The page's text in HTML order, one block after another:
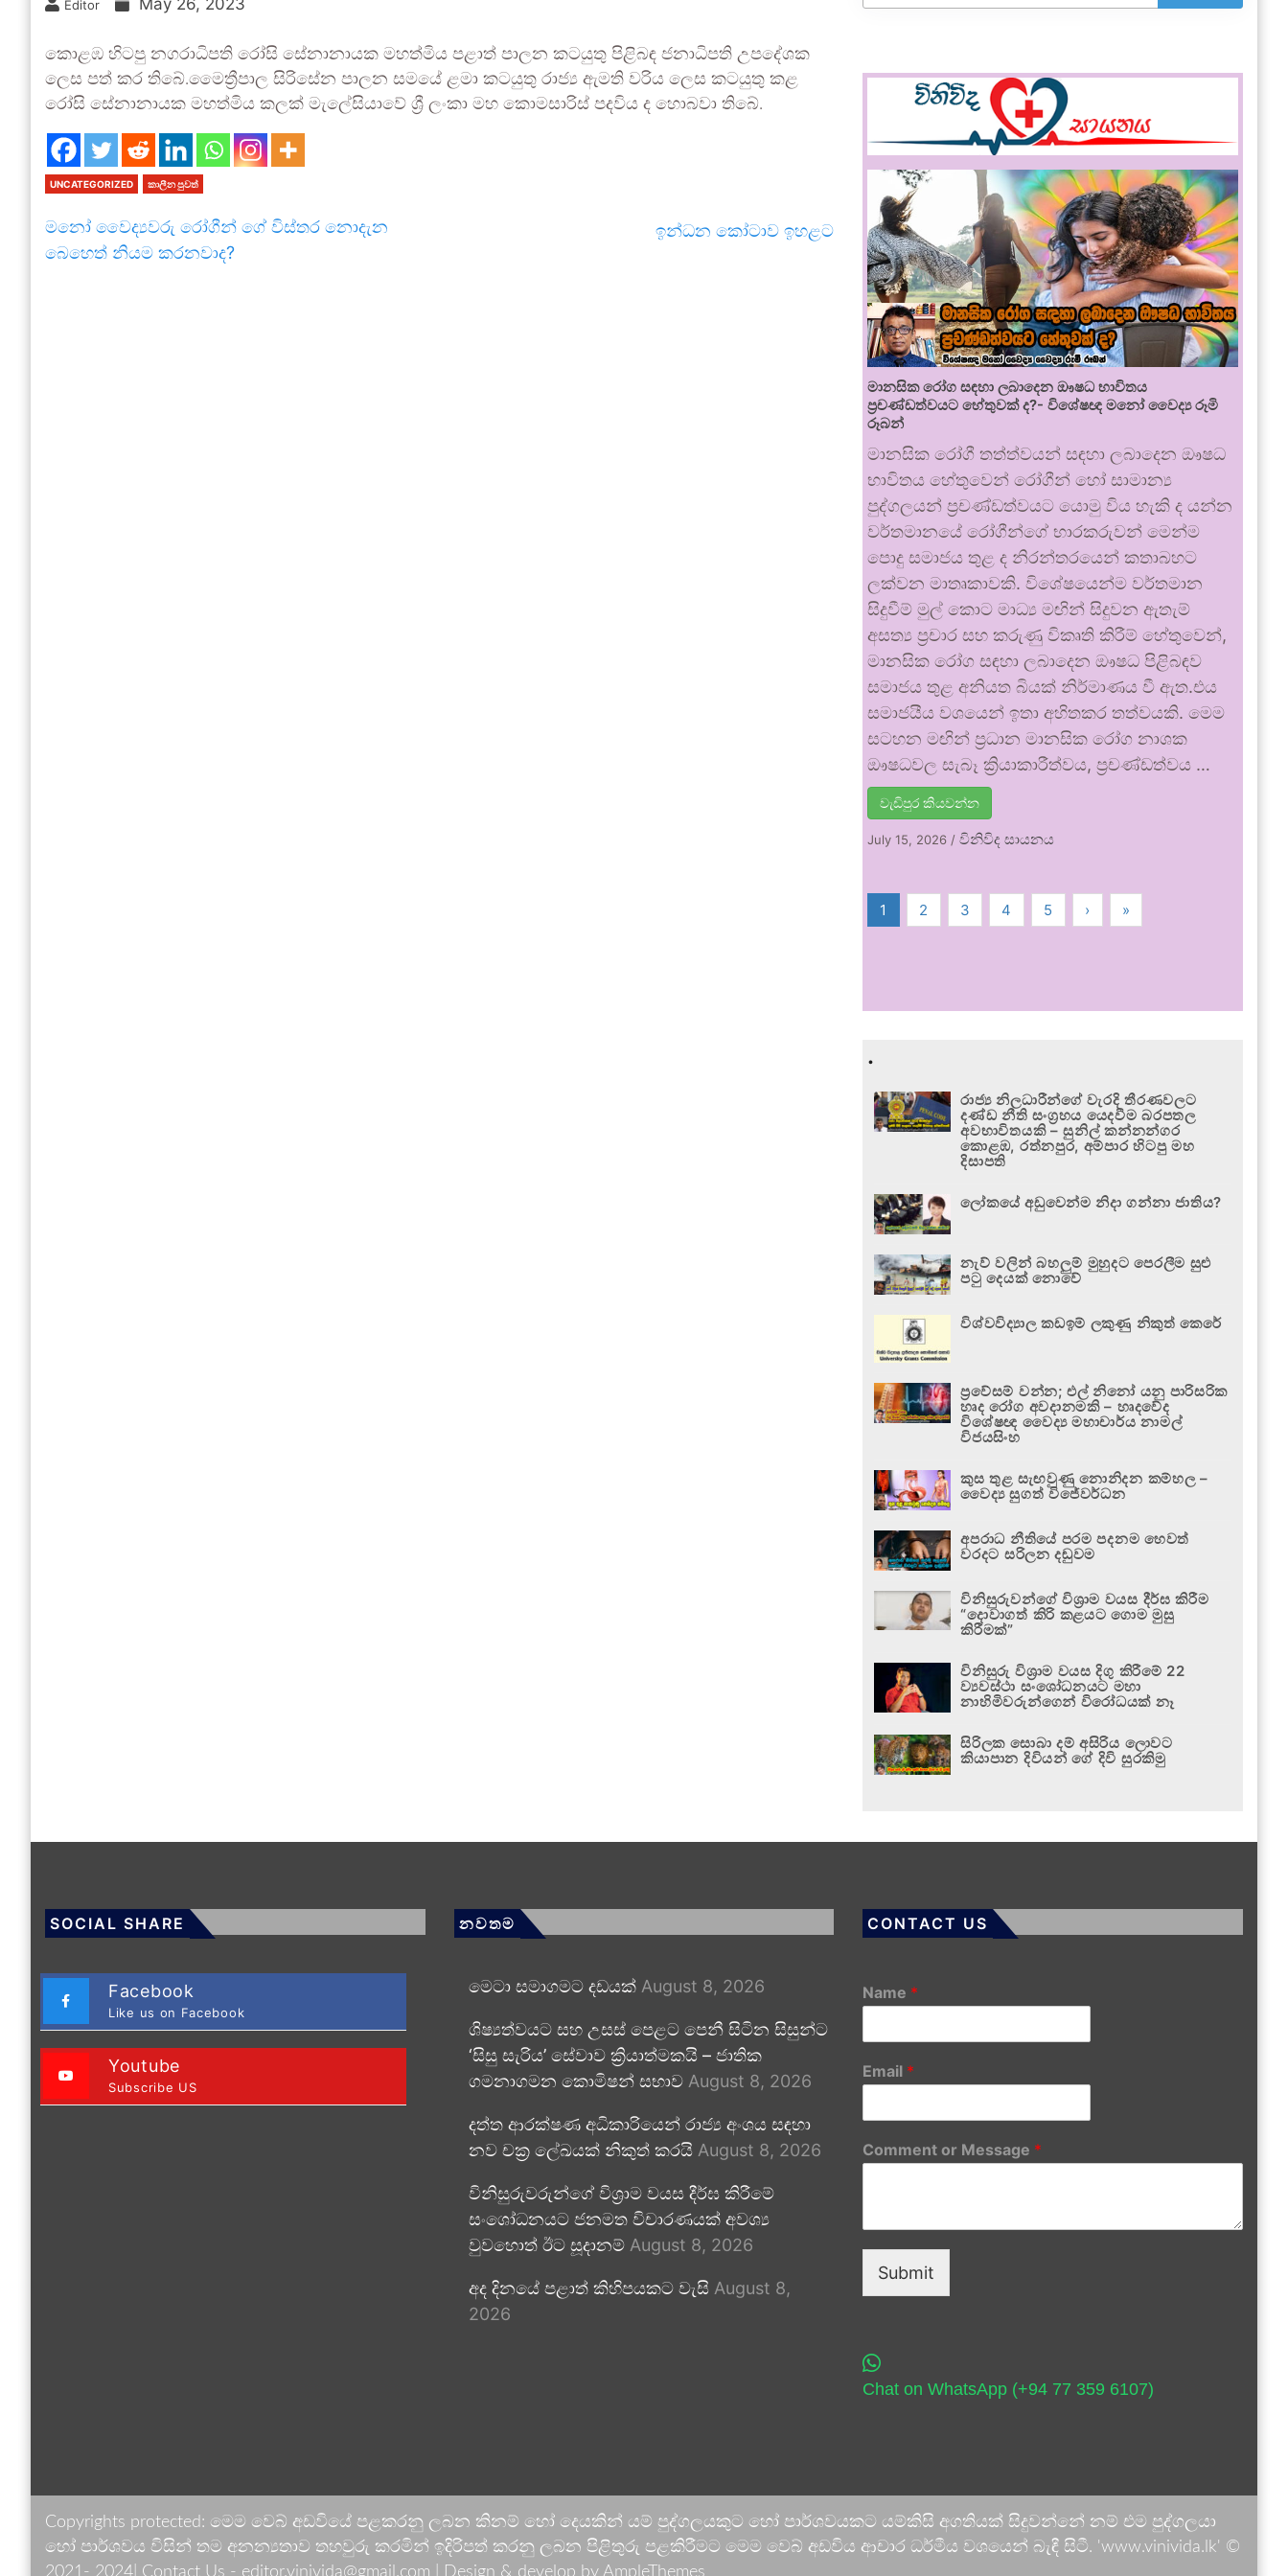
Editor May 26, 2023
කොළඹ හිටපු නගරාධිපති රෝසි සේනානායක මහත්මිය පළාත් පාලන කටයුතු පිළිබඳ ජනාධිපති උපදේශක
ලෙස පත් කර තිබේ.මෛත්‍රීපාල සිරිසේන පාලන සමයේ ළමා කටයුතු රාජ්‍ය ඇමති වරිය ලෙස කටයුතු කළ
රෝසි සේනානායක මහත්මිය කලක් මැලේසියාවේ ශ්‍රී ලංකා මහ කොමසාරිස් පදවිය ද හොබවා තිබේ.
UNCATEGORIZED කාලීන පුවත්
මනෝ වෛද්‍යවරු රෝගීන් ගේ විස්තර නොදැන
බෙහෙත් නියම කරනවාද?
ඉන්ධන කෝටාව ඉහළට
මානසික රෝග සඳහා ලබාදෙන ඖෂධ භාවිතය
ප්‍රචණ්ඩත්වයට හේතුවක් ද?- විශේෂඥ මනෝ වෛද්‍ය රූමි
රූබන්
මානසික රෝගී තත්ත්වයන් සඳහා ලබාදෙන ඖෂධ
භාවිතය හේතුවෙන් රෝගීන් හෝ සාමාන්‍ය
පුද්ගලයන් ප්‍රචණ්ඩත්වයට යොමු විය හැකි ද යන්න
වර්තමානයේ රෝගීන්ගේ භාරකරුවන් මෙන්ම
පොදු සමාජය තුළ ද නිරන්තරයෙන් කතාබහට
ලක්වන මාතෘකාවකි. විශේෂයෙන්ම වර්තමාන
සිදුවීම් මුල් කොට මාධ්‍ය මඟින් සිදුවන ඇතැම්
අසත්‍ය ප්‍රචාර සහ කරුණු විකෘති කිරීම් හේතුවෙන්,
මානසික රෝග සඳහා ලබාදෙන ඖෂධ පිළිබඳව
සමාජය තුළ අනියත බියක් නිර්මාණය වී ඇත.එය
සමාජයීය වශයෙන් ඉතා අහිතකර තත්වයකි. මෙම
සටහන මඟින් ප්‍රධාන මානසික රෝග නාශක
ඖෂධවල සැබෑ ක්‍රියාකාරීත්වය, ප්‍රචණ්ඩත්වය …
වැඩිපුර කියවන්න
July 15, 2026 /විනිවිද සායනය
1 2 3 4 5 › »
.
රාජ්‍ය නිලධාරීන්ගේ වැරදි තීරණවලට
දණ්ඩ නීති සංග්‍රහය යෙදවීම බරපතල
අවභාවිතයකි – සුනිල් කන්නන්ගර
කොළඹ, රත්නපුර, අම්පාර හිටපු මහ
දිසාපති
ලෝකයේ අඩුවෙන්ම නිදා ගන්නා ජාතිය?
නැව් වලින් බහලුම් මුහුදට පෙරලීම සුළු
පටු දෙයක් නොවේ
විශ්වවිද්‍යාල කඩඉම් ලකුණු නිකුත් කෙරේ
ප්‍රවේසම් වන්න; එල් නිනෝ යනු පාරිසරික
හෘද රෝග අවදානමකි – හෘදවේද
විශේෂඥ වෛද්‍ය මහාචාර්ය නාමල්
විජයසිංහ
කුස තුළ සැඟවුණු නොනිදන කම්හල –
වෛද්‍ය සුගත් විජේවර්ධන
අපරාධ නීතියේ පරම පදනම හෙවත්
වරදට සරිලන දඬුවම
විනිසුරුවන්ගේ විශ්‍රාම වයස දීර්ඝ කිරීම
“දොවාගත් කිරි කළයට ගොම මුසු
කිරීමක්”
විනිසුරු විශ්‍රාම වයස දිගු කිරීමේ 22
ව්‍යවස්ථා සංශෝධනයට මහා
නාහිමිවරුන්ගෙන් විරෝධයක් නෑ
සිරිලක සොබා දම් අසිරිය ලොවට
කියාපාන දිවියන් ගේ දිවි සුරකිමු
SOCIAL SHARE
Facebook
Like us on Facebook
Youtube
Subscribe US
නවතම
මෙටා සමාගමට දඩයක් August 8, 2026
ශිෂ්‍යත්වයට සහ උසස් පෙළට පෙනී සිටින සිසුන්ට
‘සිසු සැරිය’ සේවාව ක්‍රියාත්මකයි – ජාතික
ගමනාගමන කොමිෂන් සභාව August 8, 2026
දත්ත ආරක්ෂණ අධිකාරියෙන් රාජ්‍ය අංශය සඳහා
නව චක්‍ර ලේඛයක් නිකුත් කරයි August 8, 2026
විනිසුරුවරුන්ගේ විශ්‍රාම වයස දීර්ඝ කිරීමේ
සංශෝධනයට ජනමත විචාරණයක් අවශ්‍ය
වුවහොත් ඊට සූදානම් August 8, 2026
අද දිනයේ පළාත් කිහිපයකට වැසි August 8,
2026
CONTACT US
Name *
Email *
Comment or Message *
Submit
Chat on WhatsApp (+94 77 359 6107)
Copyrights protected: මෙම වෙබ් අඩවියේ පළකරනු ලබන කිනම් හෝ දෙයකින් යම් පුද්ගලයකුට හෝ පාර්ශවයකට යම්කිසි අගතියක් සිදුවන්නේ නම් එම පුද්ගලයා
හෝ පාර්ශවය විසින් තම අනන්‍යතාව තහවුරු කරමින් ඉදිරිපත් කරනු ලබන පිළිතුරු පළකිරීමට මෙම වෙබ් අඩවිය ආචාර ධර්මීය වශයෙන් බැඳී සිටී. 'www.vinivida.lk' ©
2021- 2024| Contact Us - editor.vinivida@gmail.com |
Design & develop by AmpleThemes